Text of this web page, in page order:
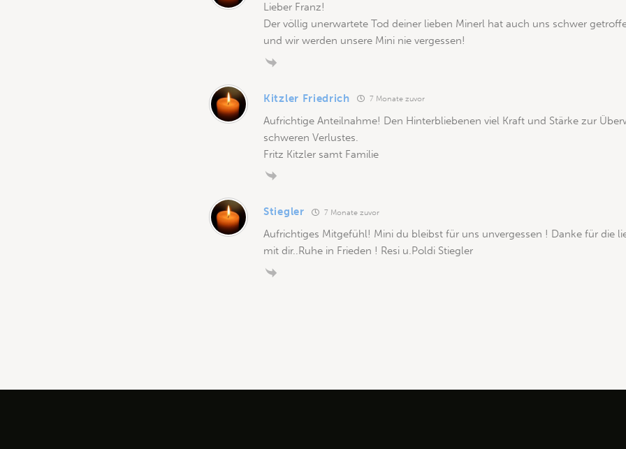
Lieber Franz!
Der völlig unerwartete Tod deiner lieben Minerl hat auch uns schwer
und wir werden unsere Mini nie vergessen!
Kitzler Friedrich 7 Monate zuvor
Aufrichtige Anteilnahme! Den Hinterbliebenen viel Kraft und Stärke zur
schweren Verlustes.
Fritz Kitzler samt Familie
Stiegler 7 Monate zuvor
Aufrichtiges Mitgefühl! Mini du bleibst für uns unvergessen ! Danke für die
mit dir..Ruhe in Frieden ! Resi u.Poldi Stiegler